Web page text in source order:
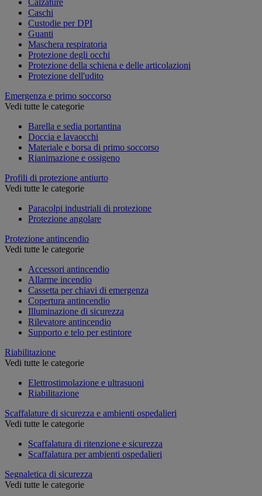
Caschi
Custodie per DPI
Guanti
Maschera respiratoria
Protezione degli occhi
Protezione della schiena e delle articolazioni
Protezione dell'udito
Emergenza e primo soccorso
Vedi tutte le categorie
Barella e sedia portantina
Doccia e lavaocchi
Materiale e borsa di primo soccorso
Rianimazione e ossigeno
Profili di protezione antiurto
Vedi tutte le categorie
Paracolpi industriali di protezione
Protezione angolare
Protezione antincendio
Vedi tutte le categorie
Accessori antincendio
Allarme incendio
Cassetta per chiavi di emergenza
Copertura antincendio
Illuminazione di sicurezza
Rilevatore antincendio
Supporto e telo per estintore
Riabilitazione
Vedi tutte le categorie
Elettrostimolazione e ultrasuoni
Riabilitazione
Scaffalature di sicurezza e ambienti ospedalieri
Vedi tutte le categorie
Scaffalatura di ritenzione e sicurezza
Scaffalatura per ambienti ospedalieri
Segnaletica di sicurezza
Vedi tutte le categorie